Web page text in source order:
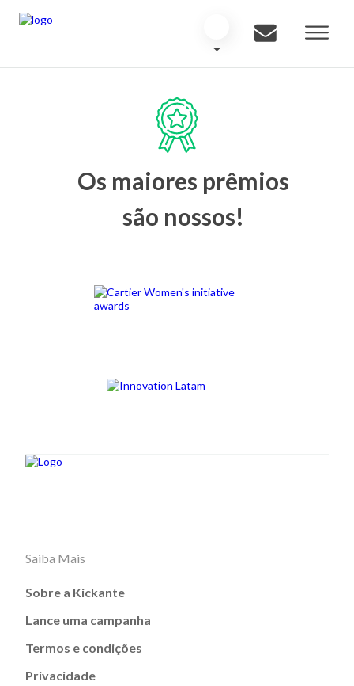
Os maiores prêmios
são nossos!
Saiba Mais
Sobre a Kickante
Lance uma campanha
Termos e condições
Privacidade